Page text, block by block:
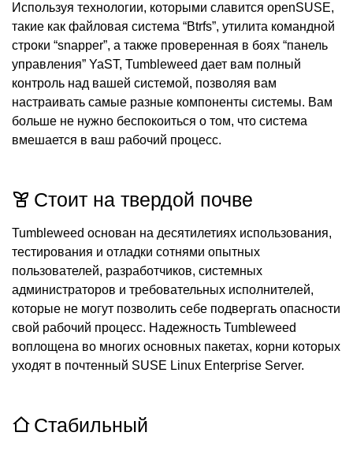
Используя технологии, которыми славится openSUSE,
такие как файловая система “Btrfs”, утилита командной
строки “snapper”, а также проверенная в боях “панель
управления” YaST, Tumbleweed дает вам полный
контроль над вашей системой, позволяя вам
настраивать самые разные компоненты системы. Вам
больше не нужно беспокоиться о том, что система
вмешается в ваш рабочий процесс.
Стоит на твердой почве
Tumbleweed основан на десятилетиях использования,
тестирования и отладки сотнями опытных
пользователей, разработчиков, системных
администраторов и требовательных исполнителей,
которые не могут позволить себе подвергать опасности
свой рабочий процесс. Надежность Tumbleweed
воплощена во многих основных пакетах, корни которых
уходят в почтенный SUSE Linux Enterprise Server.
Стабильный